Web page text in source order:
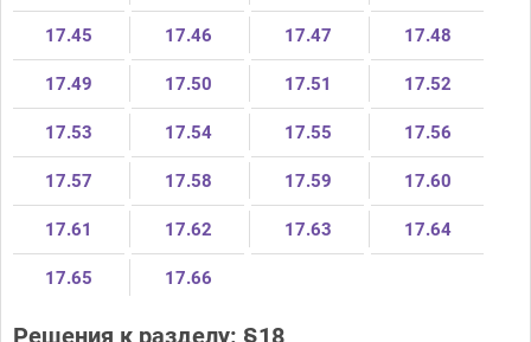
17.45 17.46 17.47 17.48
17.49 17.50 17.51 17.52
17.53 17.54 17.55 17.56
17.57 17.58 17.59 17.60
17.61 17.62 17.63 17.64
17.65 17.66
Решения к разделу: §18